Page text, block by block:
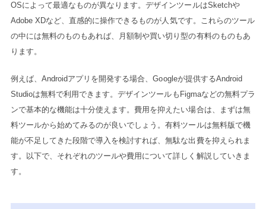
OSによって最適なものが異なります。デザインツールはSketchや
Adobe XDなど、直感的に操作できるものが人気です。これらのツール
の中には無料のものもあれば、月額制や買い切り型の有料のものもあ
ります。
例えば、Androidアプリを開発する場合、Googleが提供するAndroid
Studioは無料で利用できます。デザインツールもFigmaなどの無料プラ
ンで基本的な機能は十分使えます。費用を抑えたい場合は、まずは無
料ツールから始めてみるのが良いでしょう。有料ツールは無料版で機
能が不足してきた段階で導入を検討すれば、無駄な出費を抑えられま
す。以下で、それぞれのツールや費用について詳しく解説していきま
す。